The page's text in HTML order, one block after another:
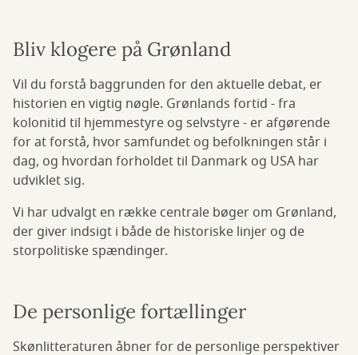
Bliv klogere på Grønland
Vil du forstå baggrunden for den aktuelle debat, er
historien en vigtig nøgle. Grønlands fortid - fra
kolonitid til hjemmestyre og selvstyre - er afgørende
for at forstå, hvor samfundet og befolkningen står i
dag, og hvordan forholdet til Danmark og USA har
udviklet sig.
Vi har udvalgt en række centrale bøger om Grønland,
der giver indsigt i både de historiske linjer og de
storpolitiske spændinger.
De personlige fortællinger
Skønlitteraturen åbner for de personlige perspektiver